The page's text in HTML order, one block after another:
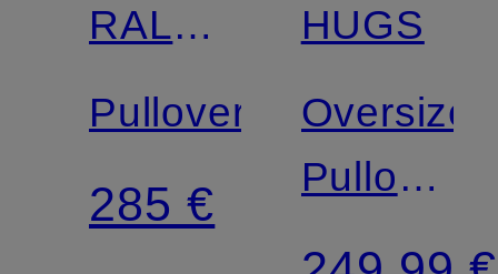
RALPH
LAUREN
Pullover
285 €
HUGS
Pullover
mit